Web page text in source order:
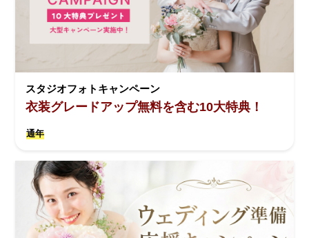
スタジオフォトキャンペーン
衣装グレードアップ無料を含む10大特典！
通年